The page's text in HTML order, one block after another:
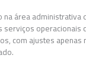
área administrativa
serviços operacionais
com ajustes apenas